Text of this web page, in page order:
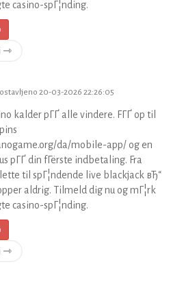
casino-spГ¦nding.
⇾
20-03-2026 22:26:05
kalder pГҐ alle vindere. FГҐ op til
da/mobile-app/ og en
pГҐ din fГёrste indbetaling. Fra
til spГ¦ndende live blackjack вЂ“
aldrig. Tilmeld dig nu og mГ¦rk
casino-spГ¦nding.
⇾